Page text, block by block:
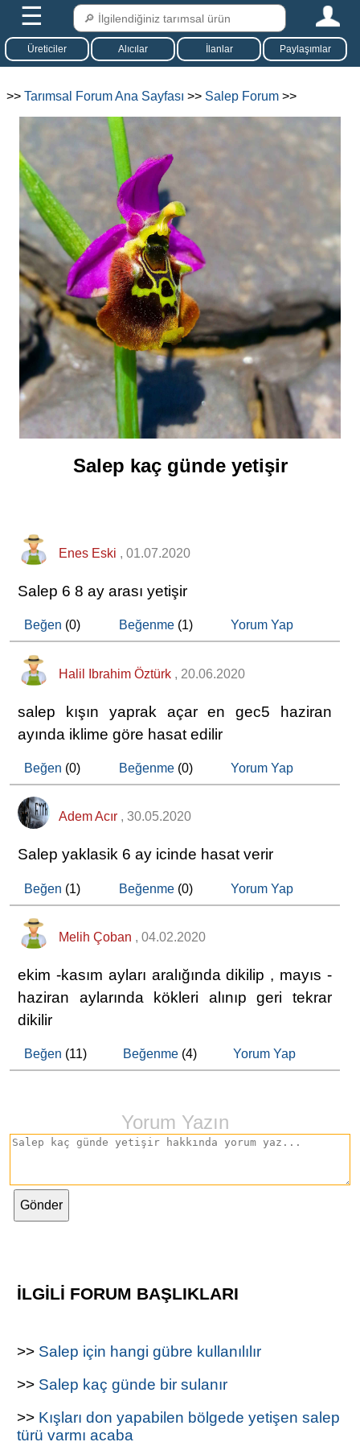
☰
Üreticiler Alıcılar İlanlar Paylaşımlar
>> Tarımsal Forum Ana Sayfası >> Salep Forum >>
Salep kaç günde yetişir
Enes Eski , 01.07.2020
Salep 6 8 ay arası yetişir
Beğen (0) Beğenme(1) Yorum Yap
Halil Ibrahim Öztürk , 20.06.2020
salep kışın yaprak açar en gec5 haziran
ayında iklime göre hasat edilir
Beğen (0) Beğenme(0) Yorum Yap
Adem Acır , 30.05.2020
Salep yaklasik 6 ay icinde hasat verir
Beğen (1) Beğenme(0) Yorum Yap
Melih Çoban , 04.02.2020
ekim -kasım ayları aralığında dikilip , mayıs -
haziran aylarında kökleri alınıp geri tekrar
dikilir
Beğen (11) Beğenme(4) Yorum Yap
Yorum Yazın
İLGİLİ FORUM BAŞLIKLARI
>> Salep için hangi gübre kullanılılır
>> Salep kaç günde bir sulanır
>> Kışları don yapabilen bölgede yetişen salep
türü varmı acaba